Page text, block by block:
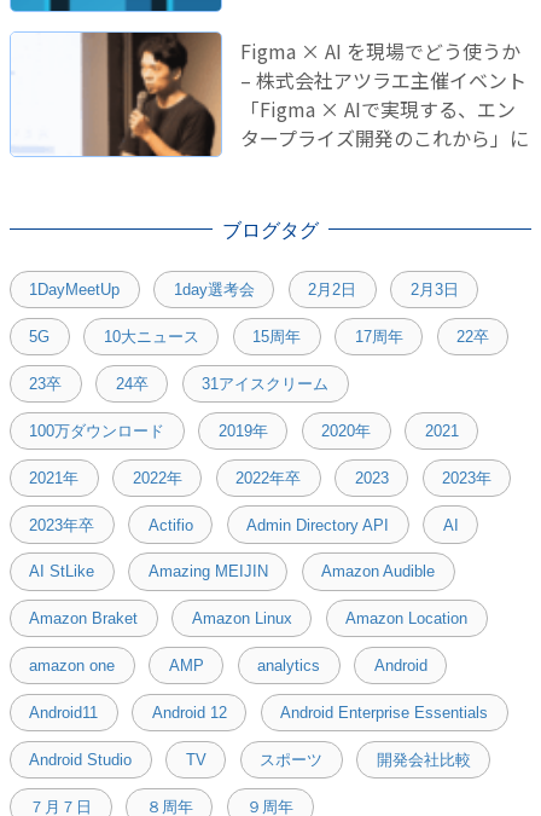
Figma × AI を現場でどう使うか
– 株式会社アツラエ主催イベント
「Figma × AIで実現する、エン
タープライズ開発のこれから」に
ブログタグ
1DayMeetUp 1day選考会 2月2日 2月3日
5G 10大ニュース 15周年 17周年 22卒
23卒 24卒 31アイスクリーム
100万ダウンロード 2019年 2020年 2021
2021年 2022年 2022年卒 2023 2023年
2023年卒 Actifio Admin Directory API AI
AI StLike Amazing MEIJIN Amazon Audible
Amazon Braket Amazon Linux Amazon Location
amazon one AMP analytics Android
Android11 Android 12 Android Enterprise Essentials
Android Studio TV スポーツ 開発会社比較
７月７日 ８周年 ９周年